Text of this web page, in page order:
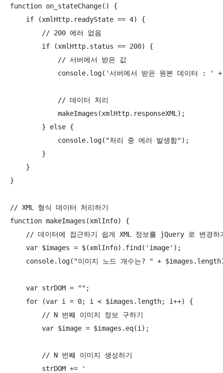
function on_stateChange() {
    if (xmlHttp.readyState == 4) {
        // 200 에러 없음
        if (xmlHttp.status == 200) {
            // 서버에서 받은 값
console.log('서버에서 받은 원본 데이터 : '
            // 데이터 처리
            makeImages(xmlHttp.responseXML);
        } else {
            console.log("처리 중 에러 발생함");
        }
    }
}
// XML 형식 데이터 처리하기
function makeImages(xmlInfo) {
// 데이터에 접근하기 쉽게 XML 정보를 jQuery 로 변경하
    var $images = $(xmlInfo).find('image');
console.log("이미지 노드 개수는? " +
    var strDOM = "";
    for (var i = 0; i < $images.length; i++) {
        // N 번째 이미지 정보 구하기
        var $image = $images.eq(i);
        // N 번째 이미지 생성하기
        strDOM += '